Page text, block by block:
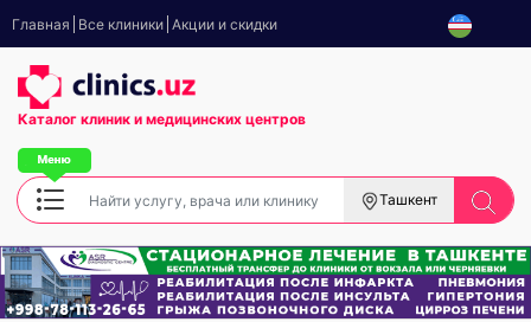
Главная Все клиники Акции и скидки
Каталог клиник и медицинских центров
Ташкент